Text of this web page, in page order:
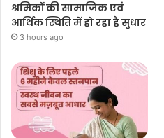
श्रमिकों की सामाजिक एवं
आर्थिक स्थिति में हो रहा है सुधार
3 hours ago